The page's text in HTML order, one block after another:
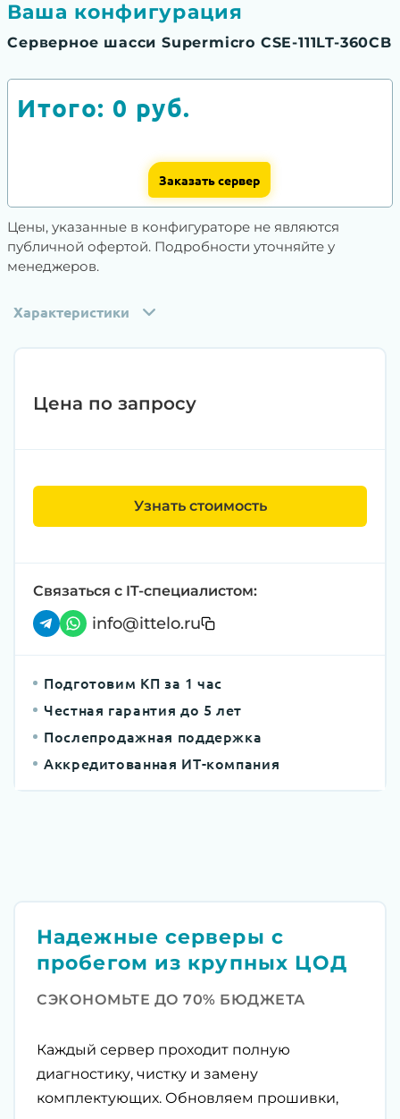
Ваша конфигурация
Серверное шасси Supermicro CSE-111LT-360CB
Итого: 0 руб.
Заказать сервер
Цены, указанные в конфигураторе не являются
публичной офертой. Подробности уточняйте у
менеджеров.
Характеристики
Цена по запросу
Узнать стоимость
Связаться с IT-специалистом:
info@ittelo.ru
Подготовим КП за 1 час
Честная гарантия до 5 лет
Послепродажная поддержка
Аккредитованная ИТ-компания
Надежные серверы с
пробегом из крупных ЦОД
СЭКОНОМЬТЕ ДО 70% БЮДЖЕТА
Каждый сервер проходит полную
диагностику, чистку и замену
комплектующих. Обновляем прошивки,